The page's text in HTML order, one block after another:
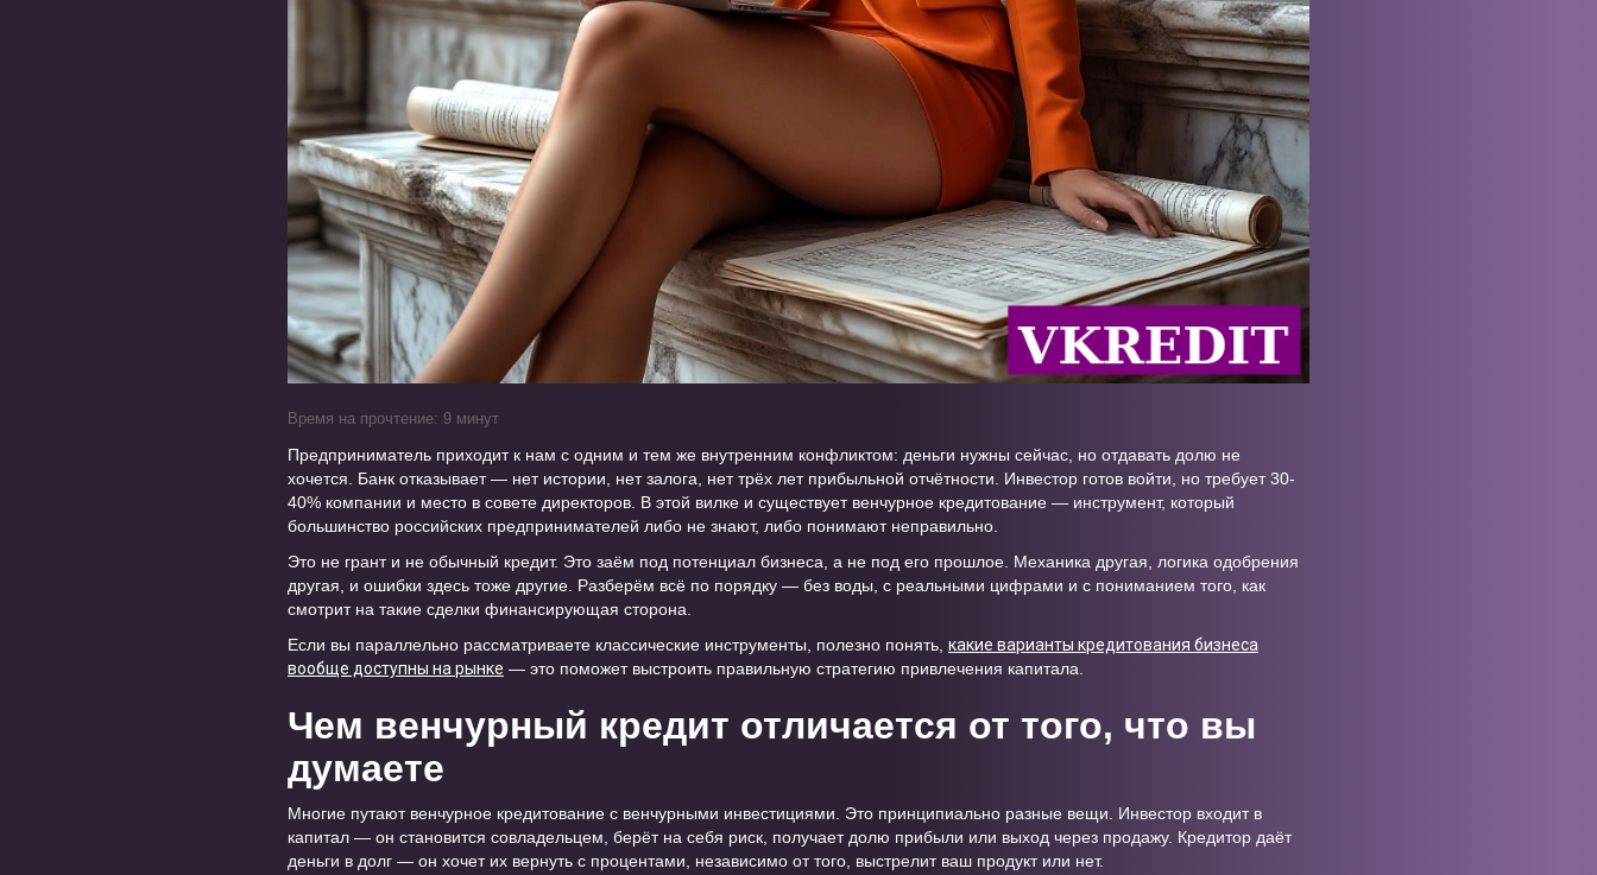
Время на прочтение: 9 минут
Предприниматель приходит к нам с одним и тем же внутренним конфликтом: деньги нужны сейчас, но отдавать долю не
хочется. Банк отказывает — нет истории, нет залога, нет трёх лет прибыльной отчётности. Инвестор готов войти, но требует 30-
40% компании и место в совете директоров. В этой вилке и существует венчурное кредитование — инструмент, который
большинство российских предпринимателей либо не знают, либо понимают неправильно.
Это не грант и не обычный кредит. Это заём под потенциал бизнеса, а не под его прошлое. Механика другая, логика одобрения
другая, и ошибки здесь тоже другие. Разберём всё по порядку — без воды, с реальными цифрами и с пониманием того, как
смотрит на такие сделки финансирующая сторона.
Если вы параллельно рассматриваете классические инструменты, полезно понять, какие варианты кредитования бизнеса
вообще доступны на рынке — это поможет выстроить правильную стратегию привлечения капитала.
Чем венчурный кредит отличается от того, что вы
думаете
Многие путают венчурное кредитование с венчурными инвестициями. Это принципиально разные вещи. Инвестор входит в
капитал — он становится совладельцем, берёт на себя риск, получает долю прибыли или выход через продажу. Кредитор даёт
деньги в долг — он хочет их вернуть с процентами, независимо от того, выстрелит ваш продукт или нет.